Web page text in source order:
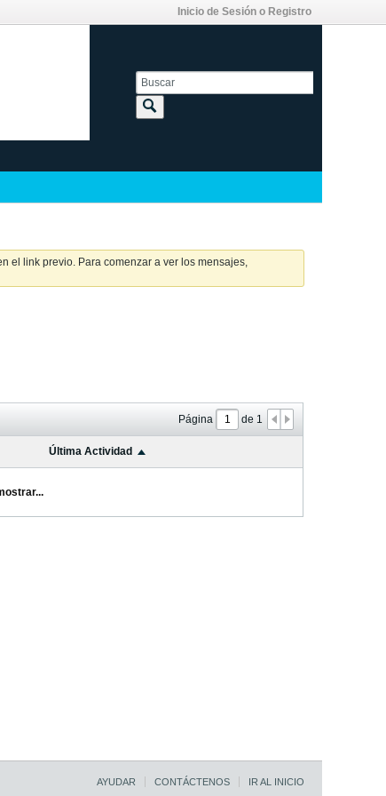
Inicio de Sesión o Registro
el link previo. Para comenzar a ver los mensajes,
Página de 1
Última Actividad
AYUDAR CONTÁCTENOS IR AL INICIO